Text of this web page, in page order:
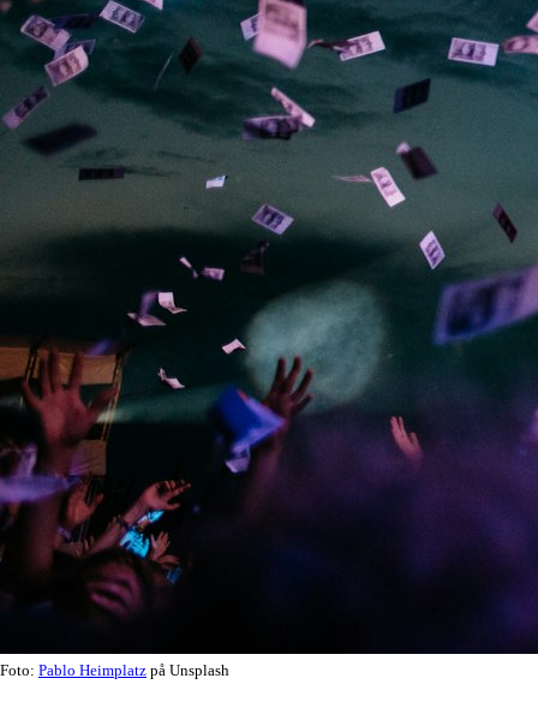
Foto: Pablo Heimplatz på Unsplash